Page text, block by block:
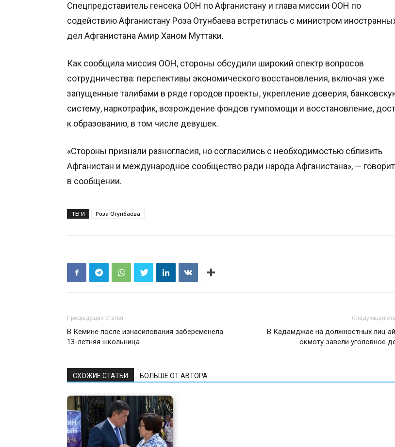
Спецпредставитель генсека ООН по Афганистану и глава миссии ООН по
содействию Афганистану Роза Отунбаева встретилась с министром
дел Афганистана Амир Ханом Муттаки.
Как сообщила миссия ООН, стороны обсудили широкий спектр вопросов
сотрудничества: перспективы экономического восстановления, включая уже
запущенные талибами в ряде городов проекты, укрепление доверия,
систему, наркотрафик, возрождение фондов гумпомощи и восстановление,
к образованию, в том числе девушек.
«Стороны признали разногласия, но согласились с необходимостью сблизить
Афганистан и международное сообщество ради народа Афганистана», —
в сообщении.
ТЕГИ Роза Отунбаева
Предыдущая статья
В Кемине после изнасилования забеременела
13-летняя школьница
Следующая
В Кадамджае на должностных лиц
окмоту завели уголовное
СХОЖИЕ СТАТЬИ БОЛЬШЕ ОТ АВТОРА